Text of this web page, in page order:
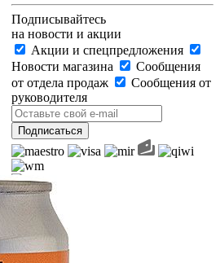
Подписывайтесь
на новости и акции
Акции и спецпредложения
Новости магазина
Сообщения
от отдела продаж
Сообщения от
руководителя
Чрезмерное употребление
алкоголя вредит Вашему
здоровью
+7 903-666-2-444
info@pivocom.ru